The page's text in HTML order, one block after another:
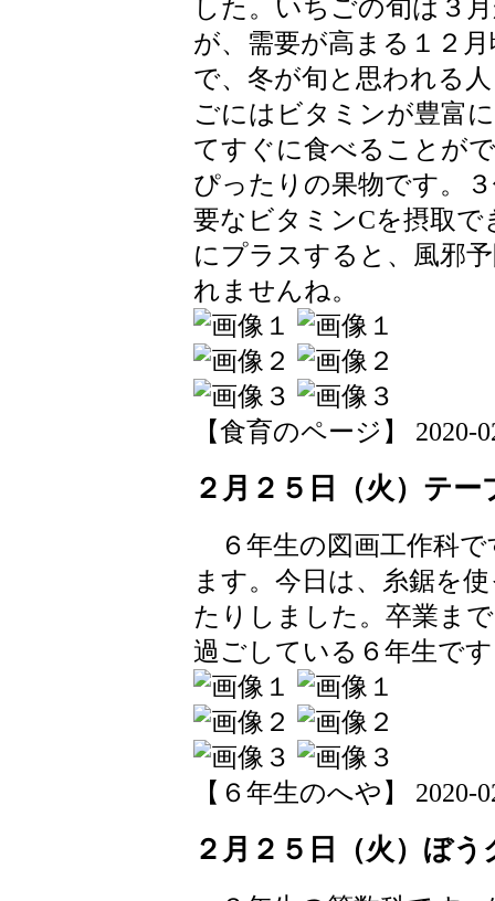
した。いちごの旬は３
が、需要が高まる１２
で、冬が旬と思われる
ごにはビタミンが豊富
てすぐに食べることが
ぴったりの果物です。
要なビタミンCを摂取
にプラスすると、風邪
れませんね。
【食育のページ】 2020-
２月２５日（火）テ
６年生の図画工作科
ます。今日は、糸鋸を
たりしました。卒業ま
過ごしている６年生で
【６年生のへや】 2020-
２月２５日（火）ぼ